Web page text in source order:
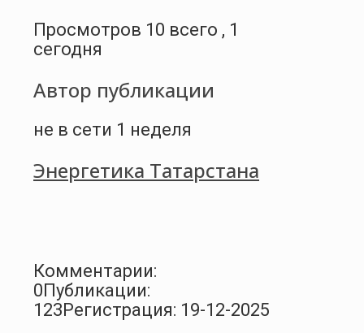
Просмотров 10 всего , 1
сегодня
Автор публикации
не в сети 1 неделя
Энергетика Татарстана
Комментарии:
0Публикации:
123Регистрация: 19-12-2025